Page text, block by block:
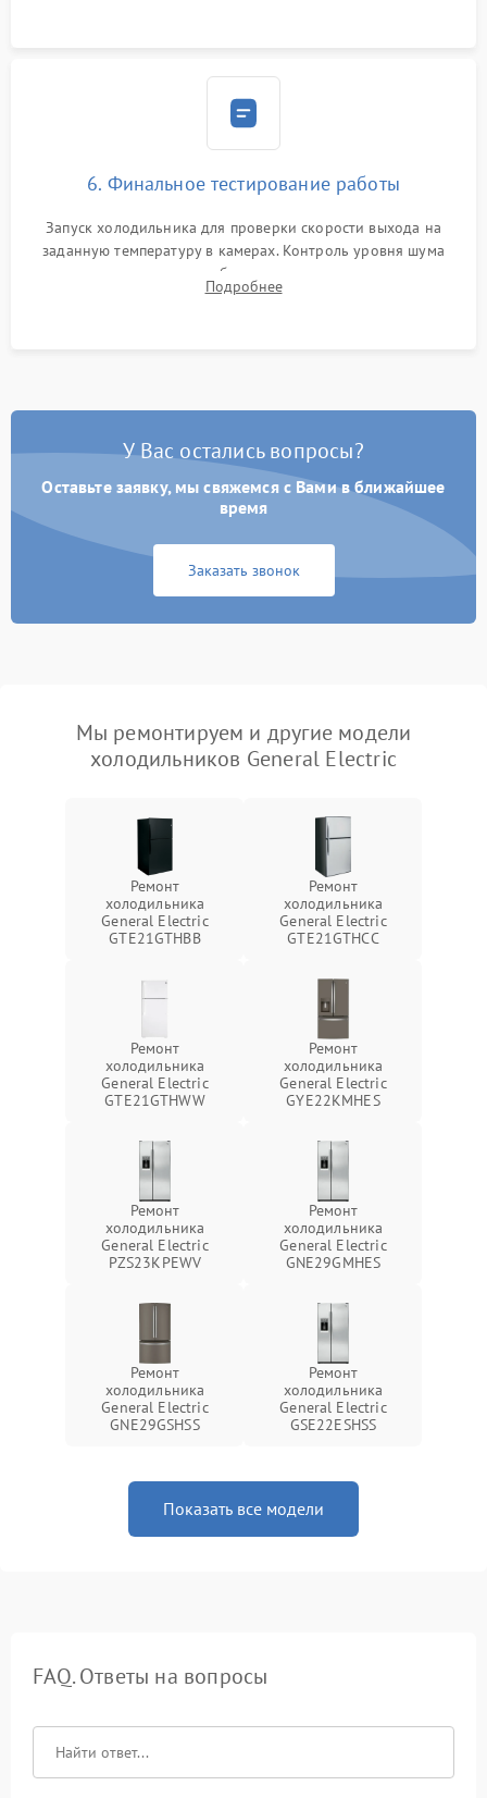
6. Финальное тестирование работы
Запуск холодильника для проверки скорости выхода на
заданную температуру в камерах. Контроль уровня шума
компрессора, отсутствия обмерзания стенок и корректного
срабатывания системы автоматической оттайки.
Подробнее
У Вас остались вопросы?
Оставьте заявку, мы свяжемся с Вами в ближайшее
время
Заказать звонок
Мы ремонтируем и другие модели
холодильников General Electric
Ремонт
холодильника
General Electric
GTE21GTHBB
Ремонт
холодильника
General Electric
GTE21GTHCC
Ремонт
холодильника
General Electric
GTE21GTHWW
Ремонт
холодильника
General Electric
GYE22KMHES
Ремонт
холодильника
General Electric
PZS23KPEWV
Ремонт
холодильника
General Electric
GNE29GMHES
Ремонт
холодильника
General Electric
GNE29GSHSS
Ремонт
холодильника
General Electric
GSE22ESHSS
Показать все модели
FAQ. Ответы на вопросы